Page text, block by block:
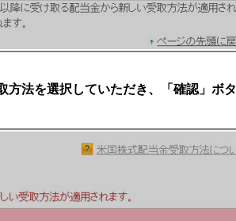
方法を選択していただき、「確認」ボ